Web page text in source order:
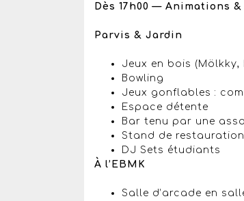
Dès 17h00 — Animations
Parvis & Jardin
Jeux en bois (Mölkky,
Bowling
Jeux gonflables :
Espace détente
Bar tenu par une
Stand de restauration
DJ Sets étudiants
À l’EBMK
Salle d’arcade en